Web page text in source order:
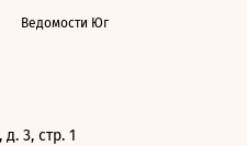
Ведомости Юг
3, стр. 1